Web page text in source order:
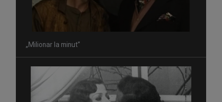
„Milionar la minut”